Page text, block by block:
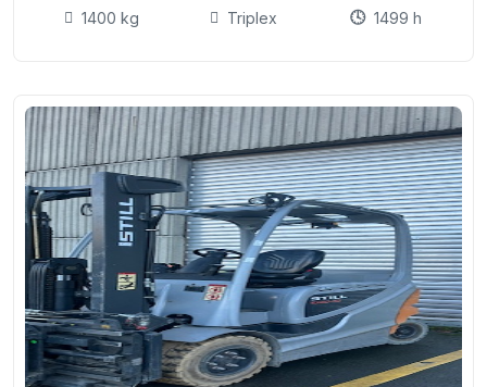
1400 kg Triplex 1499 h